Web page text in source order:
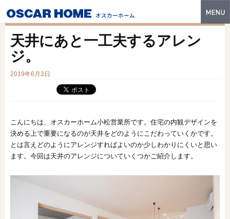
イベント・モデルハウス
建築実例
フォトギャラリー
天井にあと一工夫するアレン
ジ。
2019年6月3日
こんにちは、オスカーホーム小松営業所です。住宅の内観デザインを
決める上で重要になるのが天井をどのようにこだわっていくかです。
とは言えどのようにアレンジすればよいのか少しわかりにくいと思い
ます。今回は天井のアレンジについていくつかご紹介します。